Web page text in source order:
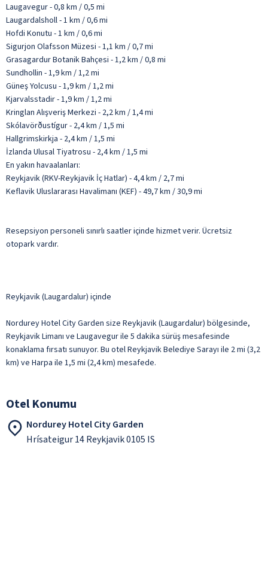
Laugavegur - 0,8 km / 0,5 mi
Laugardalsholl - 1 km / 0,6 mi
Hofdi Konutu - 1 km / 0,6 mi
Sigurjon Olafsson Müzesi - 1,1 km / 0,7 mi
Grasagardur Botanik Bahçesi - 1,2 km / 0,8 mi
Sundhollin - 1,9 km / 1,2 mi
Güneş Yolcusu - 1,9 km / 1,2 mi
Kjarvalsstadir - 1,9 km / 1,2 mi
Kringlan Alışveriş Merkezi - 2,2 km / 1,4 mi
Skólavörðustígur - 2,4 km / 1,5 mi
Hallgrimskirkja - 2,4 km / 1,5 mi
İzlanda Ulusal Tiyatrosu - 2,4 km / 1,5 mi
En yakın havaalanları:
Reykjavik (RKV-Reykjavik İç Hatlar) - 4,4 km / 2,7 mi
Keflavik Uluslararası Havalimanı (KEF) - 49,7 km / 30,9 mi
Resepsiyon personeli sınırlı saatler içinde hizmet verir. Ücretsiz
otopark vardır.
Reykjavik (Laugardalur) içinde
Nordurey Hotel City Garden size Reykjavik (Laugardalur) bölgesinde,
Reykjavik Limanı ve Laugavegur ile 5 dakika sürüş mesafesinde
konaklama fırsatı sunuyor. Bu otel Reykjavik Belediye Sarayı ile 2 mi (3,2
km) ve Harpa ile 1,5 mi (2,4 km) mesafede.
Otel Konumu
Nordurey Hotel City Garden
Hrísateigur 14 Reykjavik 0105 IS